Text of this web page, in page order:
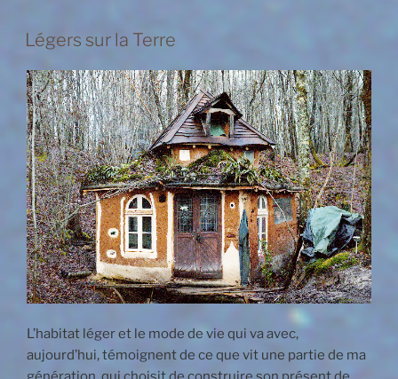
Légers sur la Terre
L’habitat léger et le mode de vie qui va avec,
aujourd’hui, témoignent de ce que vit une partie de ma